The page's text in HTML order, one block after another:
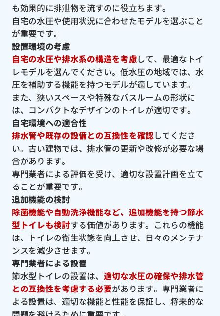
も効果的に排泄物を流すのに役立ちます。
自宅の水圧や使用状況に合わせたモデルを選ぶこと
が重要です。
設置環境の考慮
自宅の水圧や排水系の構造を考慮して、最適なトイ
レモデルを選んでください。低水圧の地域では、水
圧を補助する機能を持つモデルが適しています。
また、狭いスペースや特殊なバスルームの形状に
は、コンパクトなデザインのトイレが適切です。
自宅環境への適合性
排水管や既存の設備との互換性を確認してくださ
い。古い建物では、排水管の更新や改修が必要な場
合があります。
専門業者による評価を受け、適切な設置計画を立て
ることが重要です。
追加機能の検討
除菌機能や自動洗浄機能など、追加機能を持つ節水
型トイレも検討する価値があります。これらの機能
は、トイレの衛生状態を向上させ、日々のメンテナ
ンスを減少させます。
専門業者による設置
節水型トイレの設置は、 適切な水圧の確保や排水管
との互換性を考慮する必要があります。専門業者に
よる設置は、適切な機能と性能を保証し、将来的な